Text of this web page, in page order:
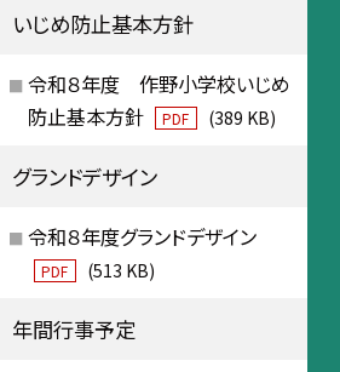
いじめ防止基本方針
令和８年度 作野小学校いじめ
防止基本方針
PDF (389 KB)
グランドデザイン
令和８年度グランドデザイン
PDF (513 KB)
年間行事予定